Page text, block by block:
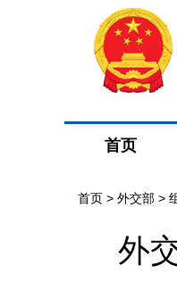
首页
首页 > 外交部 >
外